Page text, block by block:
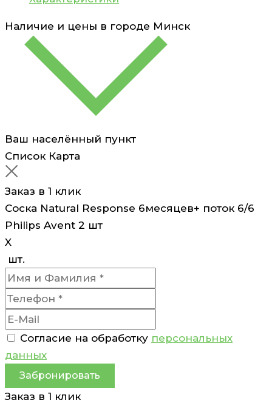
2
Наличие и цены в городе Минск
Ваш населённый пункт
Список Карта
Заказ в 1 клик
Соска Natural Response 6месяцев+ поток 6/6
Philips Avent 2 шт
X
шт.
Согласие на обработку персональных
данных
Забронировать
Заказ в 1 клик